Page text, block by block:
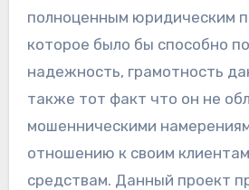
полноценным юридическим
которое было бы способно
надежность, грамотность
также тот факт что он не
мошенническими
отношению к своим
средствам. Данный проект